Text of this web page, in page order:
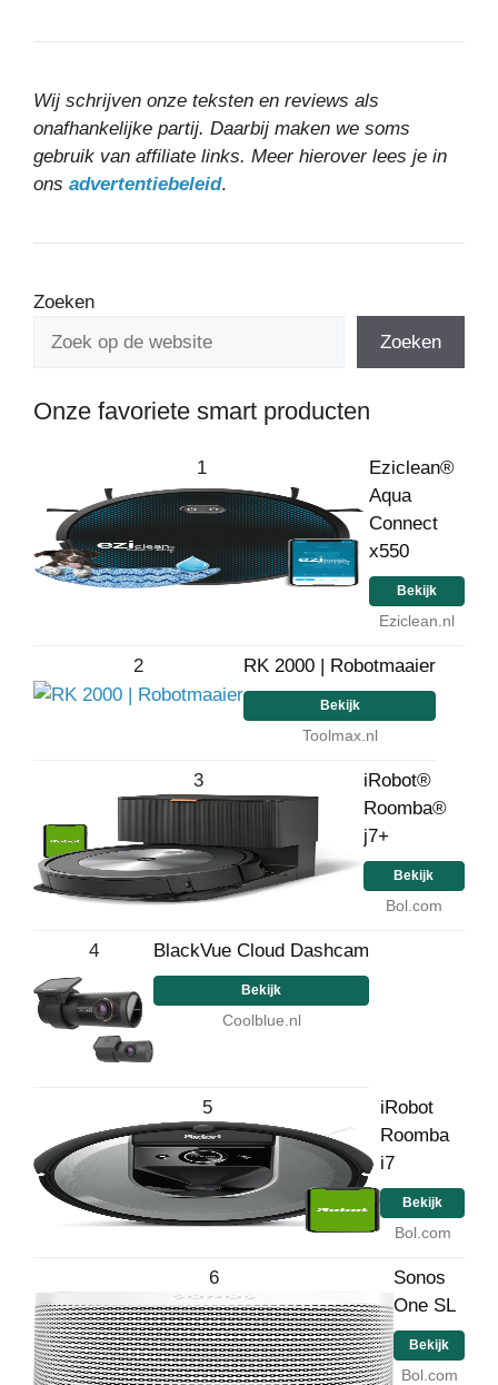
Wij schrijven onze teksten en reviews als
onafhankelijke partij. Daarbij maken we soms
gebruik van affiliate links. Meer hierover lees je in
ons advertentiebeleid.
Zoeken
Zoeken
Onze favoriete smart producten
1
Eziclean®
Aqua
Connect
x550
Bekijk
Eziclean.nl
2 RK 2000 | Robotmaaier
Bekijk
Toolmax.nl
3
iRobot®
Roomba®
j7+
Bekijk
Bol.com
4 BlackVue Cloud Dashcam
Bekijk
Coolblue.nl
5
iRobot
Roomba
i7
Bekijk
Bol.com
6
Sonos
One SL
Bekijk
Bol.com